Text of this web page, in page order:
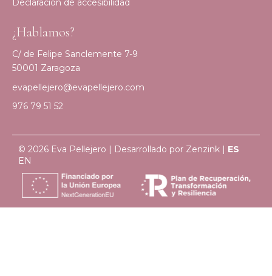
¿Hablamos?
C/ de Felipe Sanclemente 7-9
50001 Zaragoza
evapellejero@evapellejero.com
976 79 51 52
© 2026 Eva Pellejero | Desarrollado por Zenzink | ES
EN